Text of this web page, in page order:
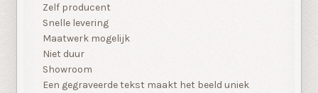
Zelf producent
Snelle levering
Maatwerk mogelijk
Niet duur
Showroom
Een gegraveerde tekst maakt het beeld uniek